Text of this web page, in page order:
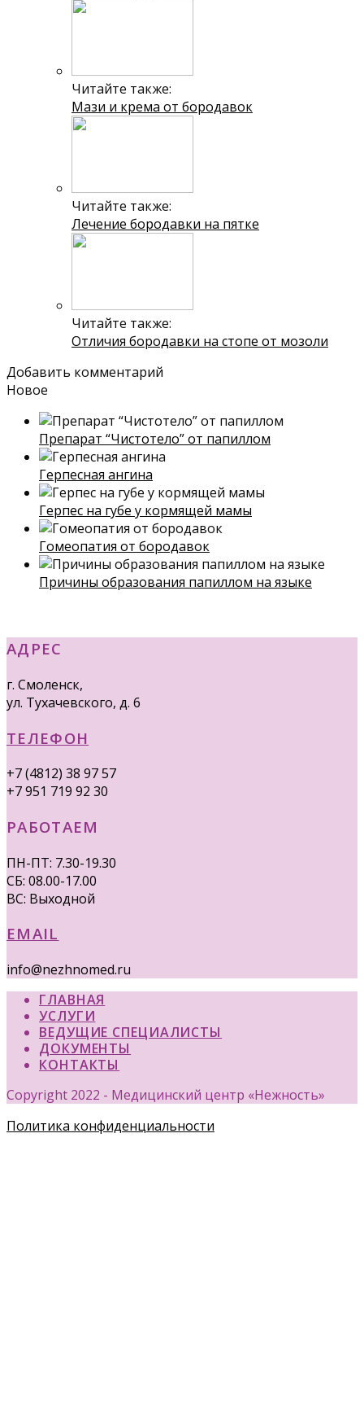
Читайте также:
Мази и крема от бородавок
Читайте также:
Лечение бородавки на пятке
Читайте также:
Отличия бородавки на стопе от мозоли
Добавить комментарий
Новое
Препарат “Чистотело” от папиллом
Герпесная ангина
Герпес на губе у кормящей мамы
Гомеопатия от бородавок
Причины образования папиллом на языке
АДРЕС
г. Смоленск,
ул. Тухачевского, д. 6
ТЕЛЕФОН
+7 (4812) 38 97 57
+7 951 719 92 30
РАБОТАЕМ
ПН-ПТ: 7.30-19.30
СБ: 08.00-17.00
ВС: Выходной
EMAIL
info@nezhnomed.ru
ГЛАВНАЯ
УСЛУГИ
ВЕДУЩИЕ СПЕЦИАЛИСТЫ
ДОКУМЕНТЫ
КОНТАКТЫ
Copyright 2022 - Медицинский центр «Нежность»
Политика конфиденциальности